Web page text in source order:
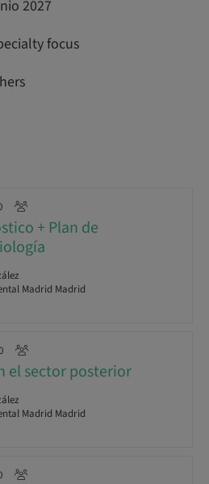
2027
focus
+ Plan de
Madrid Madrid
el sector posterior
Madrid Madrid